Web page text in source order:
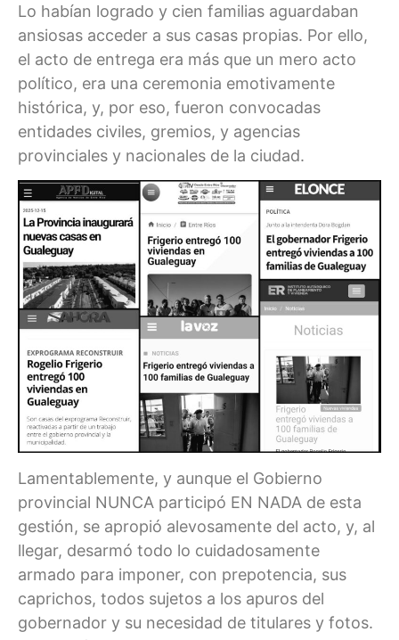
Lo habían logrado y cien familias aguardaban
ansiosas acceder a sus casas propias. Por ello,
el acto de entrega era más que un mero acto
político, era una ceremonia emotivamente
histórica, y, por eso, fueron convocadas
entidades civiles, gremios, y agencias
provinciales y nacionales de la ciudad.
Lamentablemente, y aunque el Gobierno
provincial NUNCA participó EN NADA de esta
gestión, se apropió alevosamente del acto, y, al
llegar, desarmó todo lo cuidadosamente
armado para imponer, con prepotencia, sus
caprichos, todos sujetos a los apuros del
gobernador y su necesidad de titulares y fotos.